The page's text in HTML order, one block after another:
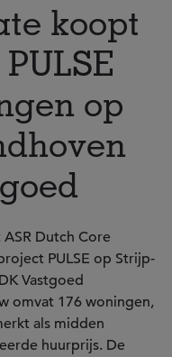
koopt
op
Dutch Core
PULSE op Strijp-
Vastgoed
omvat 176 woningen,
als midden
huurprijs. De